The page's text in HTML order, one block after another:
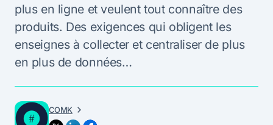
plus en ligne et veulent tout connaître des
produits. Des exigences qui obligent les
enseignes à collecter et centraliser de plus
en plus de données…
COMK